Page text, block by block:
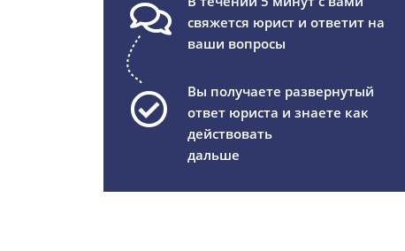
свяжется юрист и ответит на
ваши вопросы
Вы получаете развернутый
ответ юриста и знаете как
действовать
дальше